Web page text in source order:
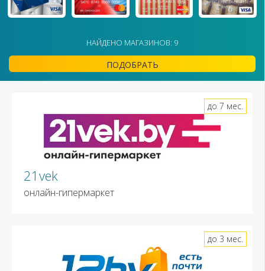
НАЙДЕНО МАГАЗИНОВ: 9
ПОДОБРАТЬ
21vek
онлайн-гипермаркет
до 7 мес.
до 3 мес.